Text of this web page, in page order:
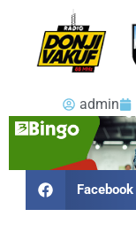
admin
Facebook